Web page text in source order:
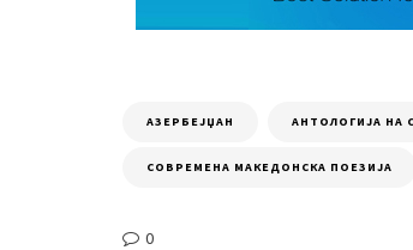
АЗЕРБЕЈЏАН АНТОЛОГИЈА НА
СОВРЕМЕНА МАКЕДОНСКА ПОЕЗИЈА
0